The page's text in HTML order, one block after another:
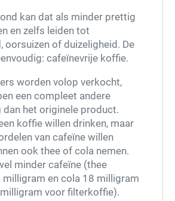
kan dat als minder prettig
en zelfs leiden tot
oorsuizen of duizeligheid. De
cafeïnevrije koffie.
worden volop verkocht,
een compleet andere
het originele product.
koffie willen drinken, maar
van cafeïne willen
ook thee of cola nemen.
minder cafeïne (thee
en cola 18 milligram
voor filterkoffie).